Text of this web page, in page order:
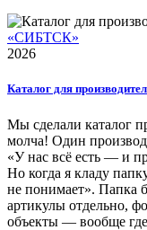
«СИБТСК»
2026
Каталог для
Мы сделали каталог
молча! Один
«У нас всё есть — и
Но когда я кладу
не понимает». Папка
артикулы отдельно,
объекты — вообще